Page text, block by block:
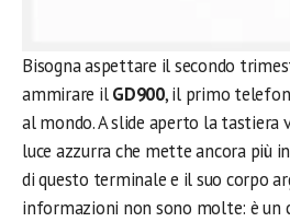
Bisogna aspettare il secondo
ammirare ilGD900, il primo
al mondo. A slide aperto la tastiera
luce azzurra che mette ancora più
di questo terminale e il suo corpo
informazioni non sono molte: è un